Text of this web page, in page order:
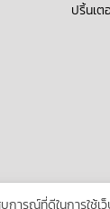
ปริ้นเต
การณ์ที่ดีในการใช้